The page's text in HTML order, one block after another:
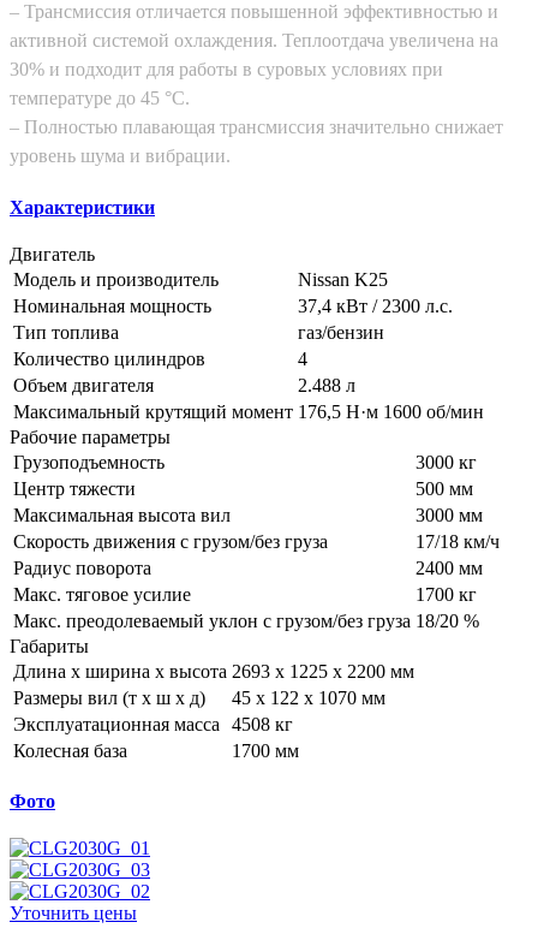
– Трансмиссия отличается повышенной эффективностью и
активной системой охлаждения. Теплоотдача увеличена на
30% и подходит для работы в суровых условиях при
температуре до 45 °C.
– Полностью плавающая трансмиссия значительно снижает
уровень шума и вибрации.
Характеристики
Двигатель
Модель и производитель
Nissan K25
Номинальная мощность
37,4 кВт / 2300 л.с.
Тип топлива
газ/бензин
Количество цилиндров
4
Объем двигателя
2.488 л
Максимальный крутящий момент 176,5 Н·м 1600 об/мин
Рабочие параметры
Грузоподъемность
3000 кг
Центр тяжести
500 мм
Максимальная высота вил
3000 мм
Скорость движения с грузом/без груза
17/18 км/ч
Радиус поворота
2400 мм
Макс. тяговое усилие
1700 кг
Макс. преодолеваемый уклон c грузом/без груза 18/20 %
Габариты
Длина x ширина x высота 2693 x 1225 x 2200 мм
Размеры вил (т х ш х д)
45 x 122 x 1070 мм
Эксплуатационная масса
4508 кг
Колесная база
1700 мм
Фото
Уточнить цены